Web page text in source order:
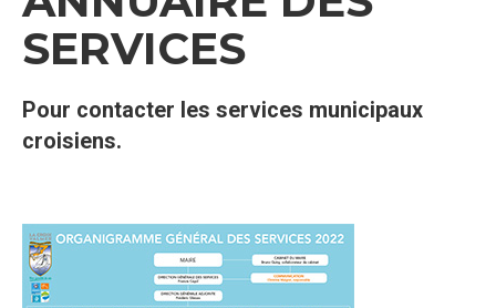
SERVICES
Pour contacter les services municipaux
croisiens.